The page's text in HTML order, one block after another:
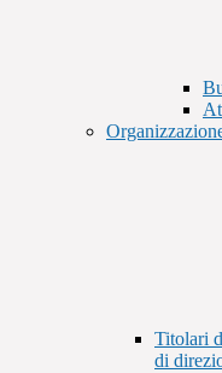
Titolari
di